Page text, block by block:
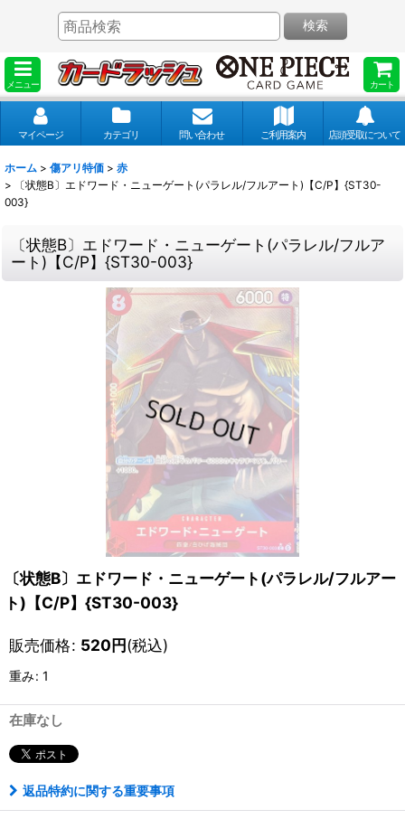
メニュー カート
検索
マイページ カテゴリ 問い合わせ ご利用案内 店頭受取について
ホーム > 傷アリ特価 > 赤
>
〔状態B〕エドワード・ニューゲート(パラレル/フルアート)【C/P】{ST30-
003}
〔状態B〕エドワード・ニューゲート(パラレル/フルア
ート)【C/P】{ST30-003}
〔状態B〕エドワード・ニューゲート(パラレル/フルアー
ト)【C/P】{ST30-003}
販売価格: 520円(税込)
重み: 1
在庫なし
返品特約に関する重要事項